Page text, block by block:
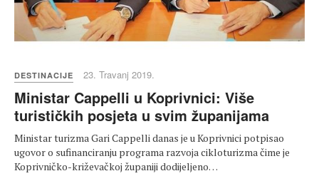
DESTINACIJE 23. Travanj 2019.
Ministar Cappelli u Koprivnici: Više
turističkih posjeta u svim županijama
Ministar turizma Gari Cappelli danas je u Koprivnici potpisao
ugovor o sufinanciranju programa razvoja cikloturizma čime je
Koprivničko-križevačkoj županiji dodijeljeno…